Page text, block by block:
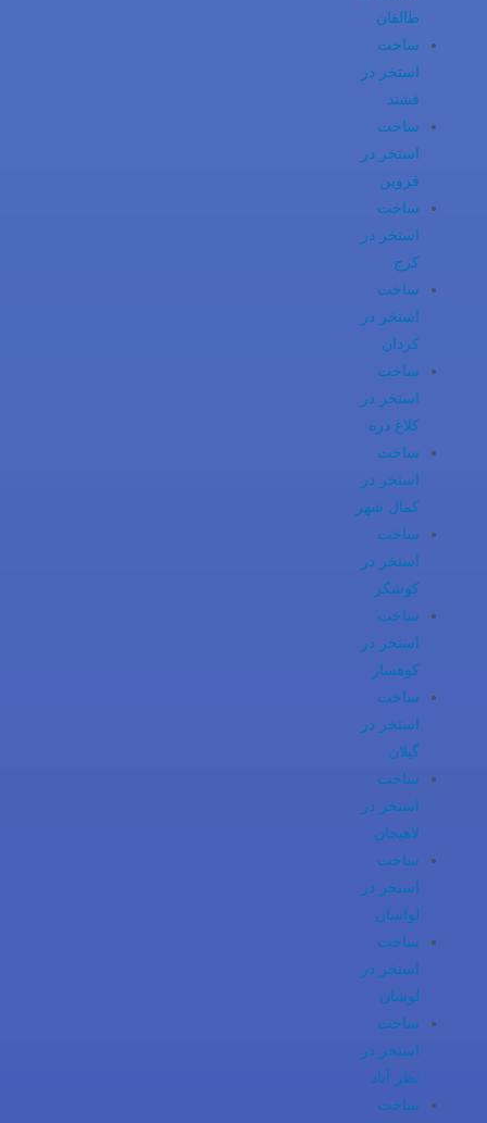
طالقان
ساخت
استخر در
فشند
ساخت
استخر در
قزوین
ساخت
استخر در
کرج
ساخت
استخر در
کردان
ساخت
استخر در
کلاغ دره
ساخت
استخر در
کمال شهر
ساخت
استخر در
کوشکز
ساخت
استخر در
کوهسار
ساخت
استخر در
گیلان
ساخت
استخر در
لاهیجان
ساخت
استخر در
لواسان
ساخت
استخر در
لوشان
ساخت
استخر در
نظر آباد
ساخت